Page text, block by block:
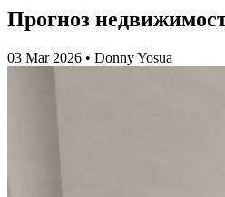
Прогноз
03 Mar 2026 • Donny Yosua